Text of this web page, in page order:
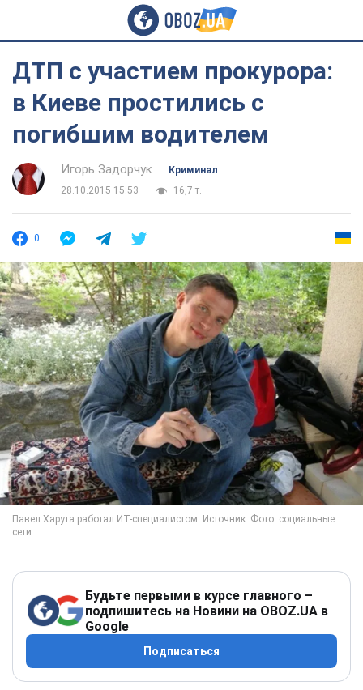
ДТП с участием прокурора:
в Киеве простились с
погибшим водителем
Игорь Задорчук
Криминал
28.10.2015 15:53
16,7 т.
0
Будьте первыми в курсе главного –
подпишитесь на Новини на OBOZ.UA в
Google
Подписаться